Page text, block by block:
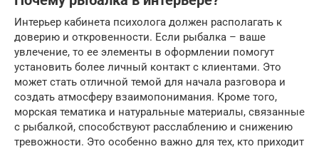
Интерьер кабинета психолога должен располагать к
доверию и откровенности. Если рыбалка – ваше
увлечение, то ее элементы в оформлении помогут
установить более личный контакт с клиентами. Это
может стать отличной темой для начала разговора и
создать атмосферу взаимопонимания. Кроме того,
морская тематика и натуральные материалы, связанные
с рыбалкой, способствуют расслаблению и снижению
тревожности. Это особенно важно для тех, кто приходит